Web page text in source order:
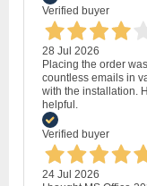
Verified buyer
28 Jul 2026
Placing the order
countless emails in
with the installation.
helpful.
Verified buyer
24 Jul 2026